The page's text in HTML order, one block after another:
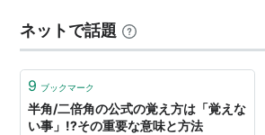
ネットで話題
9 ブックマーク
半角/二倍角の公式の覚え方は「覚えな
い事」!?その重要な意味と方法